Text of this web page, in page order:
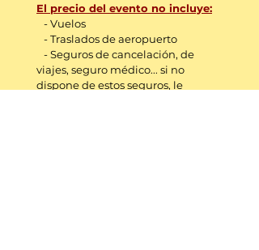
El precio del evento no incluye:
- Vuelos
- Traslados de aeropuerto
- Seguros de cancelación, de
viajes, seguro médico... si no
dispone de estos seguros, le